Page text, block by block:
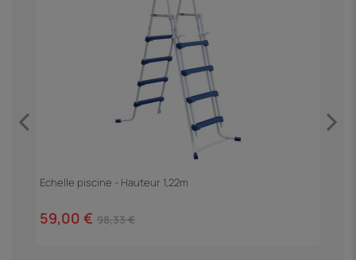
Echelle piscine - Hauteur 1,22m
59,00 € 98,33 €